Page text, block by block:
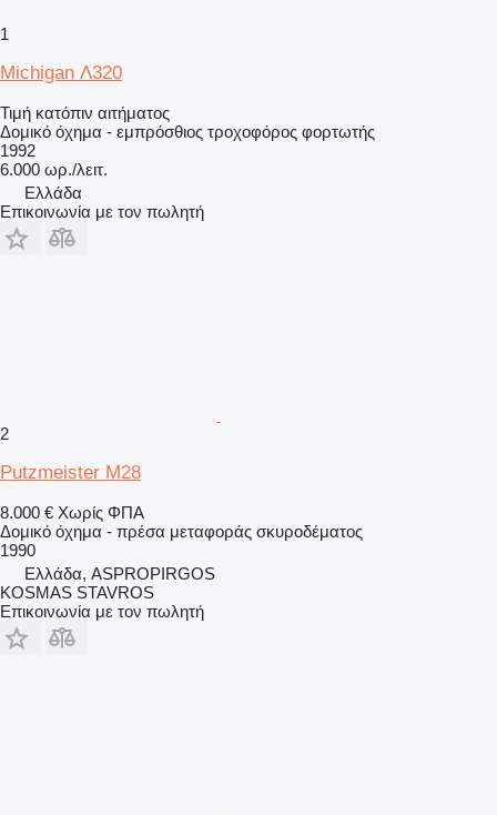
1
Michigan Λ320
Τιμή κατόπιν αιτήματος
Δομικό όχημα - εμπρόσθιος τροχοφόρος φορτωτής
1992
6.000 ωρ./λειτ.
Ελλάδα
Επικοινωνία με τον πωλητή
2
Putzmeister M28
8.000 € Χωρίς ΦΠΑ
Δομικό όχημα - πρέσα μεταφοράς σκυροδέματος
1990
Ελλάδα, ASPROPIRGOS
KOSMAS STAVROS
Επικοινωνία με τον πωλητή